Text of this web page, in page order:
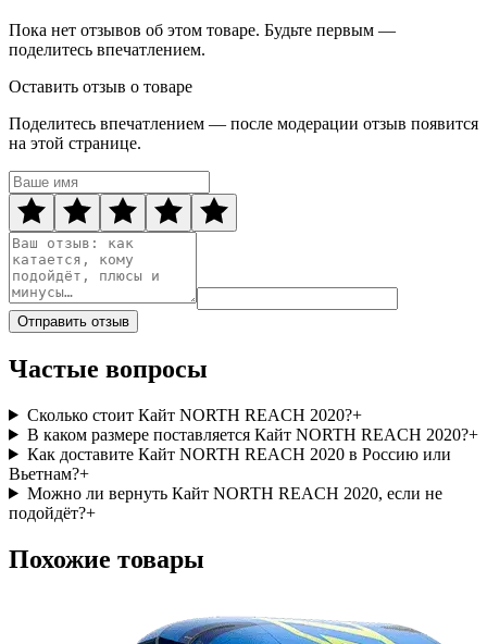
Пока нет отзывов об этом товаре. Будьте первым —
поделитесь впечатлением.
Оставить отзыв о товаре
Поделитесь впечатлением — после модерации отзыв появится
на этой странице.
Отправить отзыв
Частые вопросы
Сколько стоит Кайт NORTH REACH 2020?+
В каком размере поставляется Кайт NORTH REACH 2020?+
Как доставите Кайт NORTH REACH 2020 в Россию или
Вьетнам?+
Можно ли вернуть Кайт NORTH REACH 2020, если не
подойдёт?+
Похожие товары